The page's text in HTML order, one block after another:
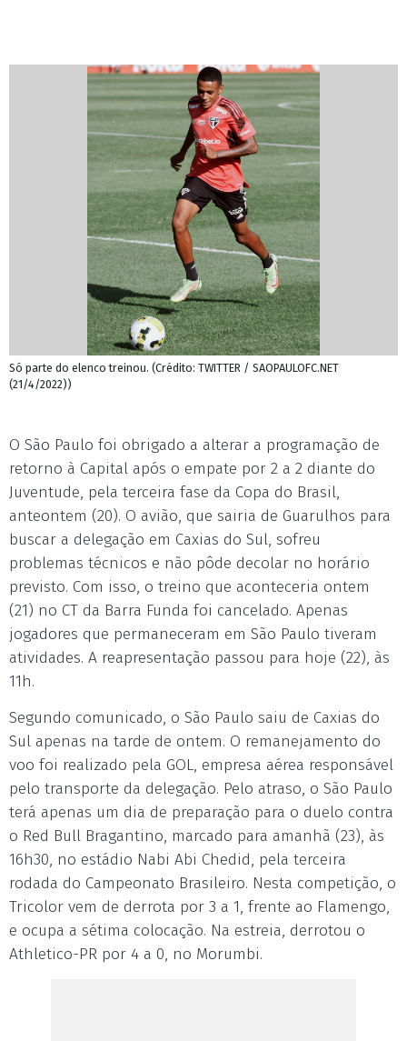
Só parte do elenco treinou. (Crédito: TWITTER / SAOPAULOFC.NET
(21/4/2022))
O São Paulo foi obrigado a alterar a programação de
retorno à Capital após o empate por 2 a 2 diante do
Juventude, pela terceira fase da Copa do Brasil,
anteontem (20). O avião, que sairia de Guarulhos para
buscar a delegação em Caxias do Sul, sofreu
problemas técnicos e não pôde decolar no horário
previsto. Com isso, o treino que aconteceria ontem
(21) no CT da Barra Funda foi cancelado. Apenas
jogadores que permaneceram em São Paulo tiveram
atividades. A reapresentação passou para hoje (22), às
11h.
Segundo comunicado, o São Paulo saiu de Caxias do
Sul apenas na tarde de ontem. O remanejamento do
voo foi realizado pela GOL, empresa aérea responsável
pelo transporte da delegação. Pelo atraso, o São Paulo
terá apenas um dia de preparação para o duelo contra
o Red Bull Bragantino, marcado para amanhã (23), às
16h30, no estádio Nabi Abi Chedid, pela terceira
rodada do Campeonato Brasileiro. Nesta competição, o
Tricolor vem de derrota por 3 a 1, frente ao Flamengo,
e ocupa a sétima colocação. Na estreia, derrotou o
Athletico-PR por 4 a 0, no Morumbi.